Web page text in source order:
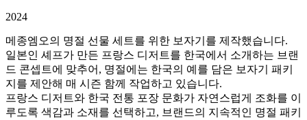
2024
메종엠오의 명절 선물 세트를 위한 보자기를 제작했습니다.
일본인 셰프가 만든 프랑스 디저트를 한국에서 소개하는 브랜
드 콘셉트에 맞추어, 명절에는 한국의 예를 담은 보자기 패키
지를 제안해 매 시즌 함께 작업하고 있습니다.
프랑스 디저트와 한국 전통 포장 문화가 자연스럽게 조화를 이
루도록 색감과 소재를 선택하고, 브랜드의 지속적인 명절 패키